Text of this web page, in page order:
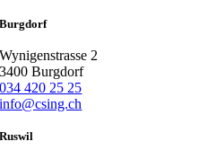
Burgdorf
Wynigenstrasse 2
3400 Burgdorf
034 420 25 25
info@csing.ch
Ruswil